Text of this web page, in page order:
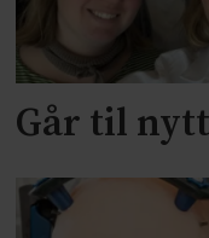
Går til